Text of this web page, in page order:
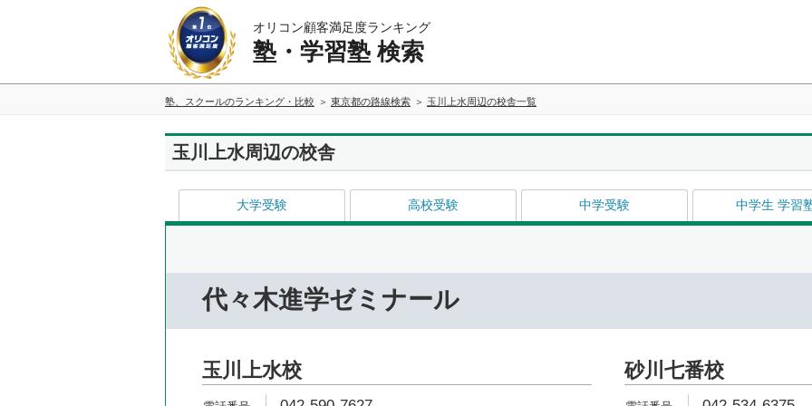
オリコン顧客満足度ランキング
塾・学習塾 検索
塾、スクールのランキング・比較 東京都の路線検索 玉川上水周辺の校舎一覧
玉川上水周辺の校舎
大学受験 高校受験 中学受験 中学生 学習
代々木進学ゼミナール
玉川上水校 砂川七番校